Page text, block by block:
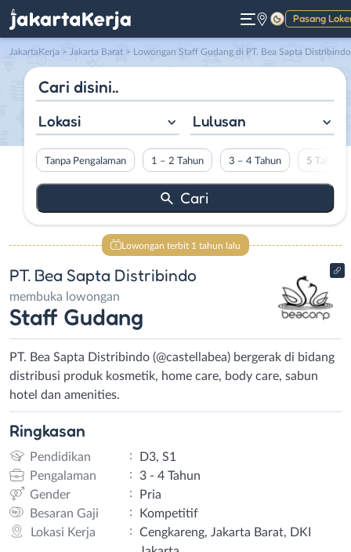
Pasang
Gelap
JakartaKerja > Jakarta Barat > Lowongan Staff Gudang di PT. Bea Sapta Distribindo
Lokasi Lulusan
Tanpa Pengalaman 1 – 2 Tahun 3 – 4 Tahun 5 Tahun
Lowongan terbit 1 tahun lalu
PT. Bea Sapta Distribindo
membuka lowongan
Staff Gudang
PT. Bea Sapta Distribindo (@castellabea) bergerak di bidang
distribusi produk kosmetik, home care, body care, sabun
hotel dan amenities.
Ringkasan
Pendidikan :
D3, S1
Pengalaman
:
3 - 4 Tahun
Gender
:
Pria
Besaran Gaji
:
Kompetitif
Lokasi Kerja
:
Cengkareng, Jakarta Barat, DKI